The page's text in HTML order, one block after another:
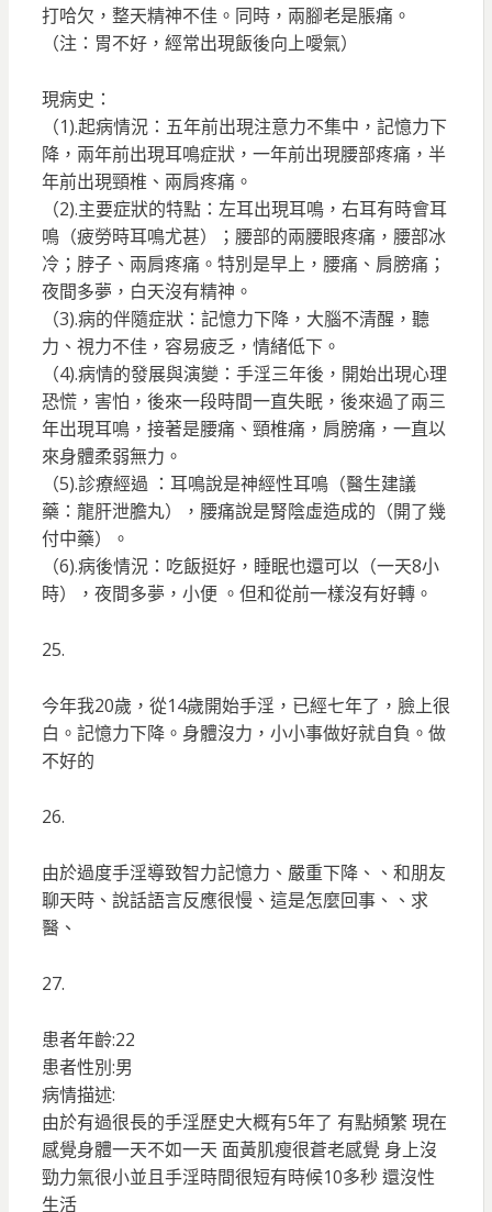
打哈欠，整天精神不佳。同時，兩腳老是脹痛。
（注：胃不好，經常出現飯後向上噯氣）
現病史：
（1).起病情況：五年前出現注意力不集中，記憶力下
降，兩年前出現耳鳴症狀，一年前出現腰部疼痛，半
年前出現頸椎、兩肩疼痛。
（2).主要症狀的特點：左耳出現耳鳴，右耳有時會耳
鳴（疲勞時耳鳴尤甚）；腰部的兩腰眼疼痛，腰部冰
冷；脖子、兩肩疼痛。特別是早上，腰痛、肩膀痛；
夜間多夢，白天沒有精神。
（3).病的伴隨症狀：記憶力下降，大腦不清醒，聽
力、視力不佳，容易疲乏，情緒低下。
（4).病情的發展與演變：手淫三年後，開始出現心理
恐慌，害怕，後來一段時間一直失眠，後來過了兩三
年出現耳鳴，接著是腰痛、頸椎痛，肩膀痛，一直以
來身體柔弱無力。
（5).診療經過 ：耳鳴說是神經性耳鳴（醫生建議
藥：龍肝泄膽丸），腰痛說是腎陰虛造成的（開了幾
付中藥）。
（6).病後情況：吃飯挺好，睡眠也還可以（一天8小
時），夜間多夢，小便 。但和從前一樣沒有好轉。
25.
今年我20歲，從14歲開始手淫，已經七年了，臉上很
白。記憶力下降。身體沒力，小小事做好就自負。做
不好的
26.
由於過度手淫導致智力記憶力、嚴重下降、、和朋友
聊天時、說話語言反應很慢、這是怎麼回事、、求
醫、
27.
患者年齡:22
患者性別:男
病情描述:
由於有過很長的手淫歷史大概有5年了 有點頻繁 現在
感覺身體一天不如一天 面黃肌瘦很蒼老感覺 身上沒
勁力氣很小並且手淫時間很短有時候10多秒 還沒性
生活